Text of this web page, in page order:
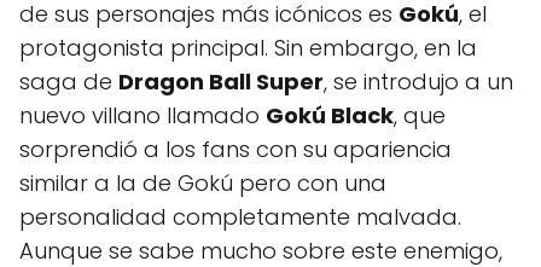
de sus personajes más icónicos es Gokú, el
protagonista principal. Sin embargo, en la
saga de Dragon Ball Super, se introdujo a un
nuevo villano llamado Gokú Black, que
sorprendió a los fans con su apariencia
similar a la de Gokú pero con una
personalidad completamente malvada.
Aunque se sabe mucho sobre este enemigo,